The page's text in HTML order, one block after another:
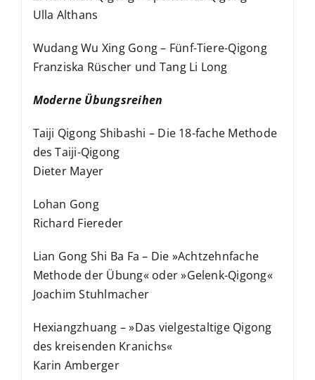
Ulla Althans
Wudang Wu Xing Gong – Fünf-Tiere-Qigong
Franziska Rüscher und Tang Li Long
Moderne Übungsreihen
Taiji Qigong Shibashi – Die 18-fache Methode
des Taiji-Qigong
Dieter Mayer
Lohan Gong
Richard Fiereder
Lian Gong Shi Ba Fa – Die »Achtzehnfache
Methode der Übung« oder »Gelenk-Qigong«
Joachim Stuhlmacher
Hexiangzhuang – »Das vielgestaltige Qigong
des kreisenden Kranichs«
Karin Amberger